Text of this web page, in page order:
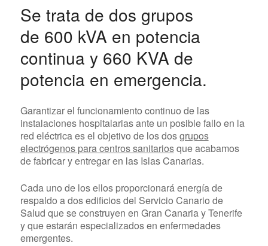
Se trata de dos grupos
de 600 kVA en potencia
continua y 660 KVA de
potencia en emergencia.
Garantizar el funcionamiento continuo de las
instalaciones hospitalarias ante un posible fallo en la
red eléctrica es el objetivo de los dosgrupos
electrógenos para centros sanitariosque acabamos
de fabricar y entregar en las Islas Canarias.
Cada uno de los ellos proporcionará energía de
respaldo a dos edificios del Servicio Canario de
Salud que se construyen en Gran Canaria y Tenerife
y que estarán especializados en enfermedades
emergentes.